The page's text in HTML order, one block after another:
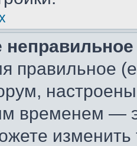
правильное
настроены
временем —
изменить